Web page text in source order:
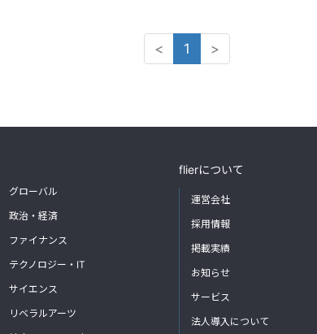
< 1 >
グローバル
政治・経済
ファイナンス
テクノロジー・IT
サイエンス
リベラルアーツ
flierについて
運営会社
採用情報
掲載実績
お知らせ
サービス
法人導入について